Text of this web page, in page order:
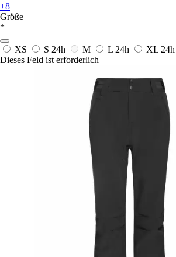
+8
Größe
*
XS S 24h M L 24h XL 24h
Dieses Feld ist erforderlich